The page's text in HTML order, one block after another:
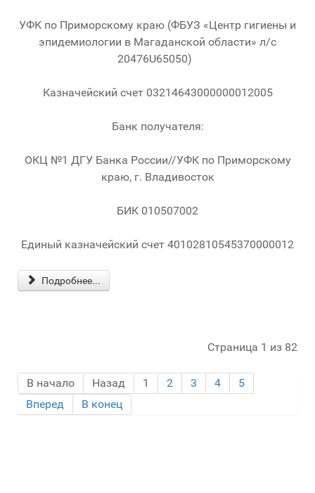
УФК по Приморскому краю (ФБУЗ «Центр гигиены и
эпидемиологии в Магаданской области» л/с
20476U65050)
Казначейский счет 03214643000000012005
Банк получателя:
ОКЦ №1 ДГУ Банка России//УФК по Приморскому
краю, г. Владивосток
БИК 010507002
Единый казначейский счет 40102810545370000012
Подробнее...
Страница 1 из 82
В начало Назад 1 2 3 4
5
Вперед
В конец